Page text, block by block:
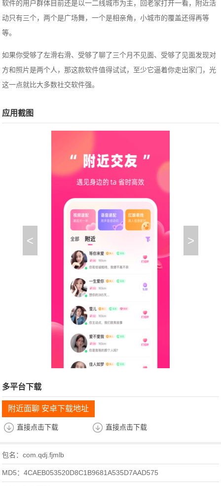
软件的用户群体目前还是以一二线城市为主，回老家打开一看，附近活
动只有三个，两个是广场舞，一个是相亲角，小城市的覆盖还得再等
等。
如果你受够了左滑右滑、受够了聊了三个月不见面、受够了见面发现对
方和照片是两个人，那这款软件值得试试，至少它逼着你走出家门，光
这一点就比大多数社交软件强。
应用截图
< >
多平台下载
附近面聊 安卓下载地址
直接点击下载 直接点击下载
包名：com.qdj.fjmlb
MD5：4CAEB053520D8C1B9681A535D7AAD575